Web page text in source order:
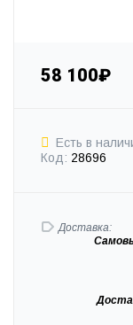
58 100₽
Есть в
Код: 28696
Доставка: